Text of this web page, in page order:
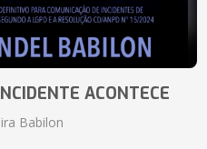
ACONTECE
Babilon